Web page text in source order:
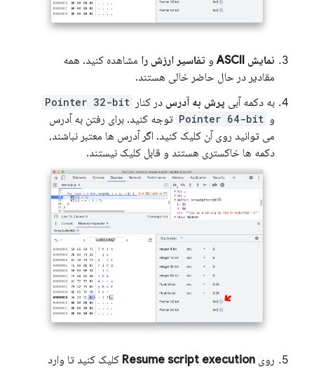
نمایش ASCII و تفاسیر ارزش را مشاهده کنید. همه
مقادیر در حال حاضر خالی هستند.
به دکمه آبی پرش به آدرس در کنار Pointer 32-bit
و Pointer 64-bit توجه کنید. برای رفتن به آدرس
می توانید روی آن کلیک کنید. اگر آدرس ها معتبر نباشند،
دکمه ها خاکستری هستند و قابل کلیک نیستند.
روی Resume script execution کلیک کنید تا وارد